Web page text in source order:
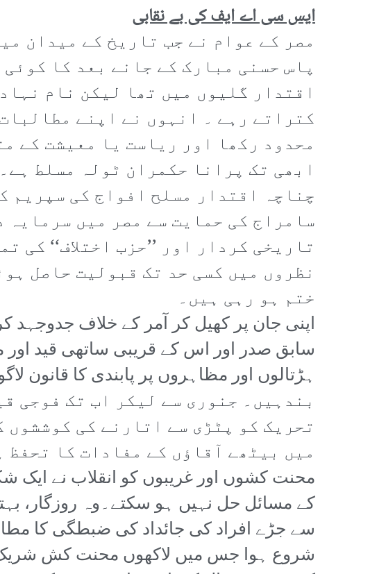
ایس سی اے ایف کی بے نقابی
مصر کے عوام نے جب تاریخ کے میدان
پاس حسنی مبارک کے جانے بعد کا کوئی
اقتدار گلیوں میں تھا لیکن نام
کتراتے رہے ۔ انہوں نے اپنے
محدود رکھا اور ریاست یا معیشت کے
ابھی تک پرانا حکمران ٹولہ مسلط ہے۔
چناچہ اقتدار مسلح افواج کی سپریم
سامراج کی حمایت سے مصر میں
تاریخی کردار اور ’’حزب اختلاف‘‘
نظروں میں کسی حد تک قبولیت حاصل
ختم ہو رہی ہیں۔
اپنی جان پر کھیل کر آمر کے خلاف جدوجہد
سابق صدر اور اس کے قریبی ساتھی قید
بندہیں۔ جنوری سے لیکر اب تک فوجی
تحریک کو پٹڑی سے اتارنے کی
میں بیٹھے آقاؤں کے مفادات کا تحفظ
محنت کشوں اور غریبوں کو انقلاب نے
کے مسائل حل نہیں ہو سکتے۔وہ روزگار،
سے جڑے افراد کی جائداد کی ضبطگی کا